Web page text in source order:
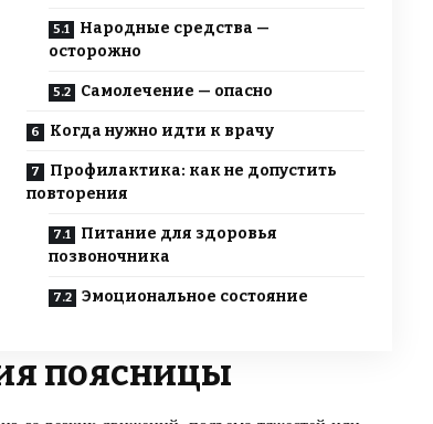
Народные средства —
осторожно
Самолечение — опасно
Когда нужно идти к врачу
Профилактика: как не допустить
повторения
Питание для здоровья
позвоночника
Эмоциональное состояние
поясницы